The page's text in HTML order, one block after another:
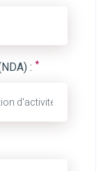
: *